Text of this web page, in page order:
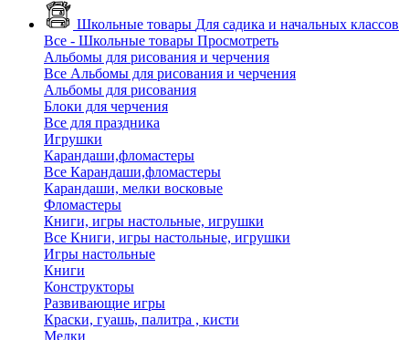
Школьные товары Для садика и начальных классов
Все - Школьные товары Просмотреть
Альбомы для рисования и черчения
Все Альбомы для рисования и черчения
Альбомы для рисования
Блоки для черчения
Все для праздника
Игрушки
Карандаши,фломастеры
Все Карандаши,фломастеры
Карандаши, мелки восковые
Фломастеры
Книги, игры настольные, игрушки
Все Книги, игры настольные, игрушки
Игры настольные
Книги
Конструкторы
Развивающие игры
Краски, гуашь, палитра , кисти
Мелки